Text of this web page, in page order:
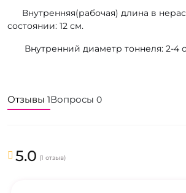
Внутренняя(рабочая) длина в
состоянии: 12 см.
Внутренний диаметр тоннеля: 2-4
Отзывы 1Вопросы 0
5.0 (1 отзыв)